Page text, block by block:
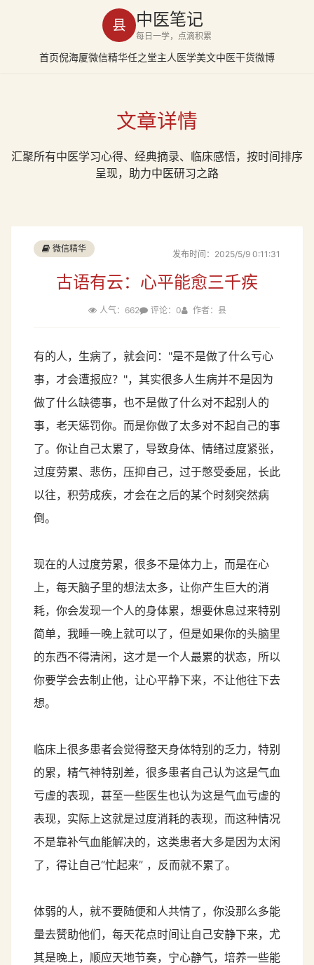
县 中医笔记
每日一学，点滴积累
首页倪海厦微信精华任之堂主人医学美文中医干货微博
文章详情
汇聚所有中医学习心得、经典摘录、临床感悟，按时间排序
呈现，助力中医研习之路
微信精华
发布时间：2025/5/9 0:11:31
古语有云：心平能愈三千疾
人气：662 评论：0 作者：县
有的人，生病了，就会问："是不是做了什么亏心
事，才会遭报应？"，其实很多人生病并不是因为
做了什么缺德事，也不是做了什么对不起别人的
事，老天惩罚你。而是你做了太多对不起自己的事
了。你让自己太累了，导致身体、情绪过度紧张，
过度劳累、悲伤，压抑自己，过于憋受委屈，长此
以往，积劳成疾，才会在之后的某个时刻突然病
倒。
现在的人过度劳累，很多不是体力上，而是在心
上，每天脑子里的想法太多，让你产生巨大的消
耗，你会发现一个人的身体累，想要休息过来特别
简单，我睡一晚上就可以了，但是如果你的头脑里
的东西不得清闲，这才是一个人最累的状态，所以
你要学会去制止他，让心平静下来，不让他往下去
想。
临床上很多患者会觉得整天身体特别的乏力，特别
的累，精气神特别差，很多患者自己认为这是气血
亏虚的表现，甚至一些医生也认为这是气血亏虚的
表现，实际上这就是过度消耗的表现，而这种情况
不是靠补气血能解决的，这类患者大多是因为太闲
了，得让自己“忙起来” ，反而就不累了。
体弱的人，就不要随便和人共情了，你没那么多能
量去赞助他们，每天花点时间让自己安静下来，尤
其是晚上，顺应天地节奏，宁心静气，培养一些能